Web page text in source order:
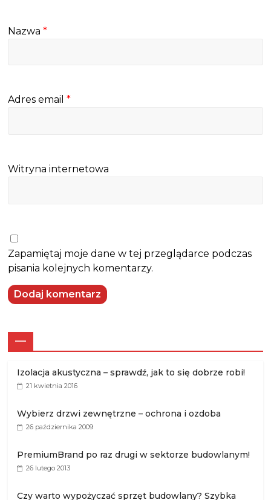
Nazwa*
Adres email*
Witryna internetowa
Zapamiętaj moje dane w tej przeglądarce podczas
pisania kolejnych komentarzy.
—
Izolacja akustyczna – sprawdź, jak to się dobrze robi!
21 kwietnia 2016
Wybierz drzwi zewnętrzne – ochrona i ozdoba
26 października 2009
PremiumBrand po raz drugi w sektorze budowlanym!
26 lutego 2013
Czy warto wypożyczać sprzęt budowlany? Szybka